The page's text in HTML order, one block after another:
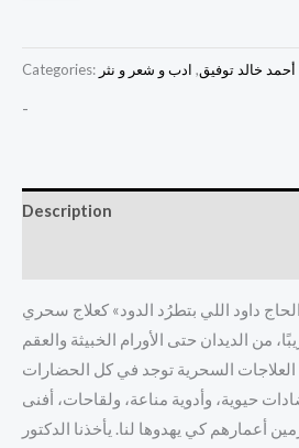
Categories: أحمد خالد توفيق, ادب و شعر و نثر
-
Description
داود اللي بتطرُد الدود» كعلاج سحري
من الديدان حتى الأورام الخبيثة والعقم
العلاجات السحرية توجد في كل الحضارات
حيوية، وأدوية مناعة، ولقاحات، أفنى
أعمارهم كي يهدوها لنا. يأخذنا الدكتور